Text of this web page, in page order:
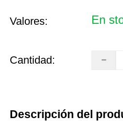
Valores: En
Cantidad:
Descripción del